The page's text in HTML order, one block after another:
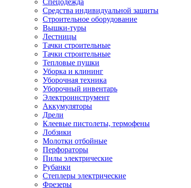
Средства индивидуальной защиты
Строительное оборудование
Вышки-туры
Лестницы
Тачки строительные
Тачки строительные
Тепловые пушки
Уборка и клининг
Уборочная техника
Уборочный инвентарь
Электроинструмент
Аккумуляторы
Дрели
Клеевые пистолеты, термофены
Лобзики
Молотки отбойные
Перфораторы
Пилы электрические
Рубанки
Степлеры электрические
Фрезеры